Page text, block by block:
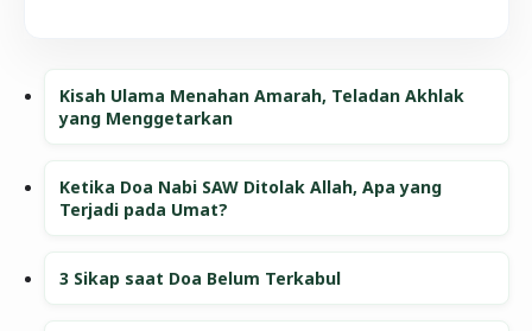
Kisah Ulama Menahan Amarah, Teladan Akhlak
yang Menggetarkan
Ketika Doa Nabi SAW Ditolak Allah, Apa yang
Terjadi pada Umat?
3 Sikap saat Doa Belum Terkabul